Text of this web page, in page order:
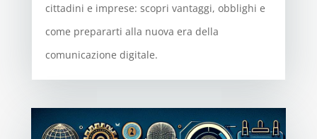
cittadini e imprese: scopri vantaggi, obblighi e
come prepararti alla nuova era della
comunicazione digitale.